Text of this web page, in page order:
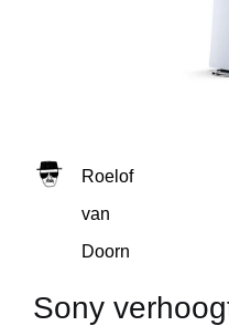
Roelof
van
Doorn
Sony